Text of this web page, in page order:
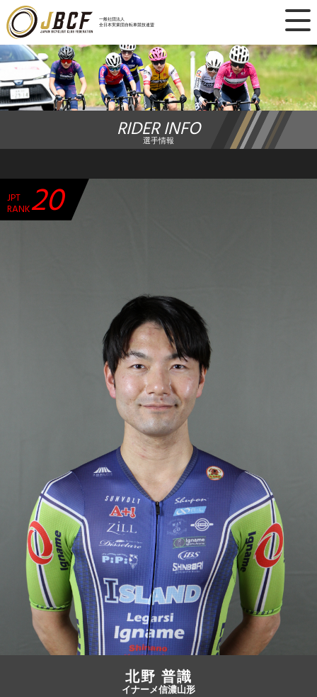
一般社団法人
全日本実業団自転車競技連盟
×
ニュース
レース日程
ランキング
エントリー
JBCF ROAD SERIESとは
RIDER INFO
選手情報
JPT
RANK20
北野 普識
イナーメ信濃山形